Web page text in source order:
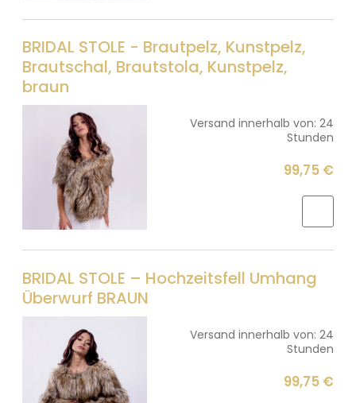
BRIDAL STOLE - Brautpelz, Kunstpelz,
Brautschal, Brautstola, Kunstpelz,
braun
Versand innerhalb von: 24
Stunden
99,75 €
BRIDAL STOLE – Hochzeitsfell Umhang
Überwurf BRAUN
Versand innerhalb von: 24
Stunden
99,75 €